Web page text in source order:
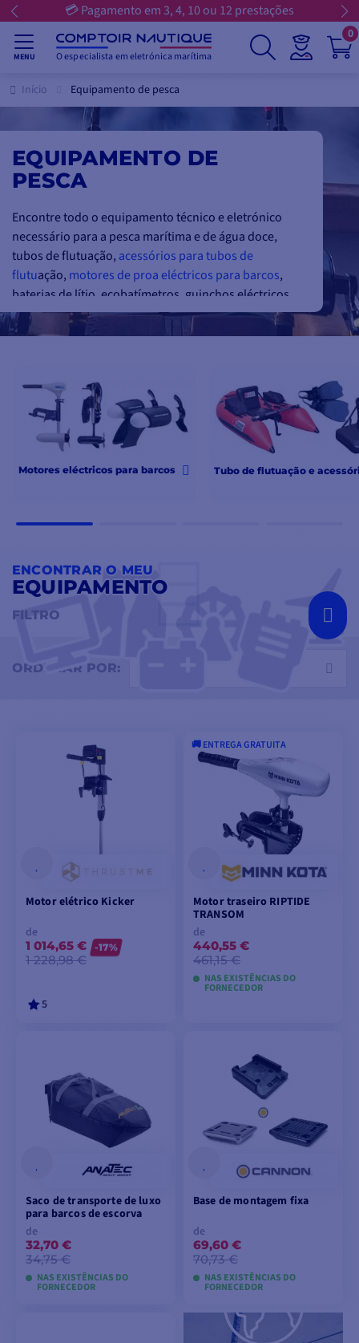
💳 Pagamento em 3, 4, 10 ou 12 prestações
MENU O especialista em eletrónica marítima
0
Início Equipamento de pesca
EQUIPAMENTO DE
PESCA
Encontre todo o equipamento técnico e eletrónico
necessário para a pesca marítima e de água doce,
tubos de flutuação, acessórios para tubos de
flutuação, motores de proa eléctricos para barcos,
baterias de lítio, ecobatímetros, guinchos eléctricos
ou manuais, bem como pequenos equipamentos de
pesca, sacos, luvas e facas de segurança. Entre os
melhores preços na ComptoirNautique: Sevenbass,
Cannon, Humminbird, Garmin, HPA
Motores eléctricos para barcos Tubo de flutuação e
ENCONTRAR O MEU
EQUIPAMENTO
FILTRO
ORDENAR POR:
Motor elétrico Kicker
de
1 014,65 €
1 228,98 €
-17%
5
🚚 ENTREGA GRATUITA
Motor traseiro RIPTIDE
TRANSOM
de
440,55 €
461,15 €
NAS EXISTÊNCIAS DO
FORNECEDOR
VER MODELOS
Saco de transporte de luxo
para barcos de escorva
de
32,70 €
34,75 €
NAS EXISTÊNCIAS DO
FORNECEDOR
Base de montagem fixa
de
69,60 €
70,73 €
NAS EXISTÊNCIAS DO
FORNECEDOR
VER MODELOS